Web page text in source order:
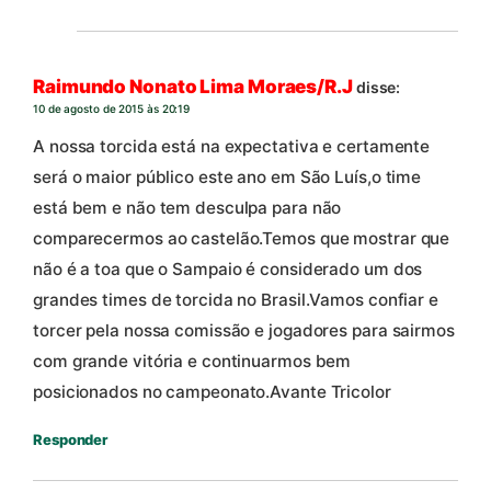
Raimundo Nonato Lima Moraes/R.Jdisse:
10 de agosto de 2015 às 20:19
A nossa torcida está na expectativa e certamente
será o maior público este ano em São Luís,o time
está bem e não tem desculpa para não
comparecermos ao castelão.Temos que mostrar que
não é a toa que o Sampaio é considerado um dos
grandes times de torcida no Brasil.Vamos confiar e
torcer pela nossa comissão e jogadores para sairmos
com grande vitória e continuarmos bem
posicionados no campeonato.Avante Tricolor
Responder